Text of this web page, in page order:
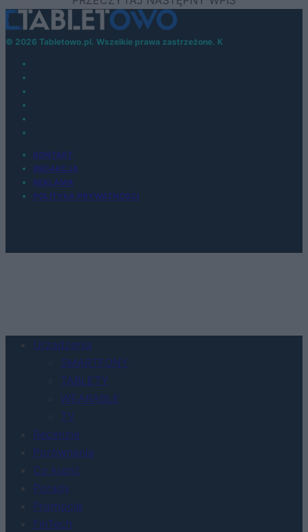
© 2026 Tabletowo.pl. Wszelkie prawa zastrzeżone. K
KONTAKT
REDAKCJA
REKLAMA
POLITYKA PRYWATNOŚCI
Urządzenia
SMARTFONY
TABLETY
WEARABLE
TV
Recenzje
Porównania
Co kupić
Porady
Promocje
FinTech